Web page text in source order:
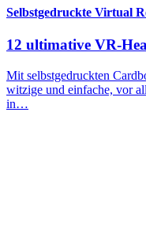
Selbstgedruckte Virtual
12 ultimative VR-
Mit selbstgedruckten
witzige und einfache, vor
in…